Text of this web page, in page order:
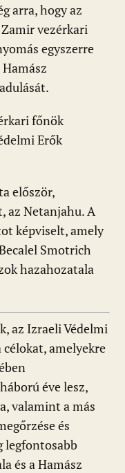
arra, hogy az
vezérkari
egyszerre
főnök
Erők
először,
az Netanjahu. A
képviselt, amely
Smotrich
hazahozatala
az Izraeli Védelmi
amelyekre
éve lesz,
valamint a más
és
legfontosabb
és a Hamász